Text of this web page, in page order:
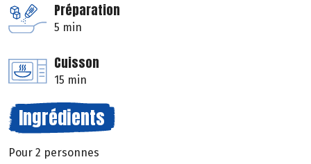
Préparation
5 min
Cuisson
15 min
Ingrédients
Pour 2 personnes